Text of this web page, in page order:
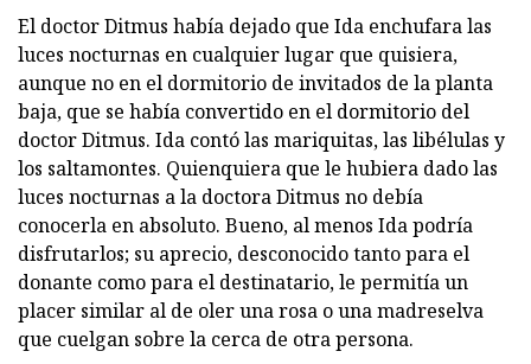
El doctor Ditmus había dejado que Ida enchufara las
luces nocturnas en cualquier lugar que quisiera,
aunque no en el dormitorio de invitados de la planta
baja, que se había convertido en el dormitorio del
doctor Ditmus. Ida contó las mariquitas, las libélulas y
los saltamontes. Quienquiera que le hubiera dado las
luces nocturnas a la doctora Ditmus no debía
conocerla en absoluto. Bueno, al menos Ida podría
disfrutarlos; su aprecio, desconocido tanto para el
donante como para el destinatario, le permitía un
placer similar al de oler una rosa o una madreselva
que cuelgan sobre la cerca de otra persona.